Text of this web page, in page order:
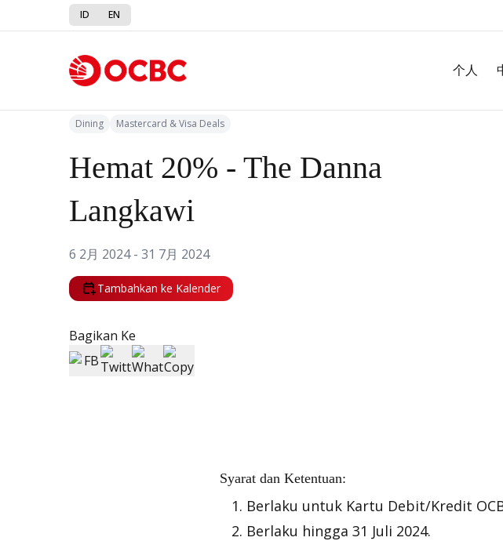
ID EN
个人
Kembali ke Promo
Dining Mastercard & Visa Deals
Hemat 20% - The Danna
Langkawi
6 2月 2024 - 31 7月 2024
Tambahkan ke Kalender
Bagikan Ke
Syarat dan Ketentuan:
Berlaku untuk Kartu Debit/Kredit
Berlaku hingga 31 Juli 2024.